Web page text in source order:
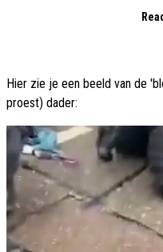
Hier zie je een beeld van de
proest) dader: